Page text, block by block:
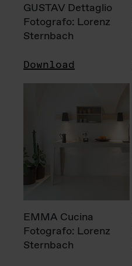
GUSTAV Dettaglio
Fotografo: Lorenz
Sternbach
Download
EMMA Cucina
Fotografo: Lorenz
Sternbach